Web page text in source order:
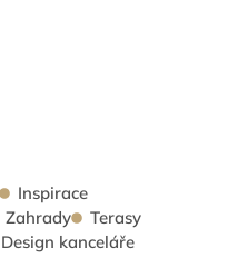
Inspirace
Zahrady
Terasy
Design kanceláře